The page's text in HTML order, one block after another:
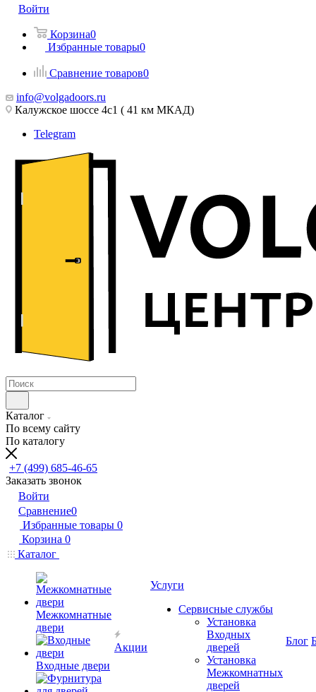
Войти
Корзина0
Избранные товары0
Сравнение товаров0
info@volgadoors.ru
Калужское шоссе 4с1 ( 41 км МКАД)
Telegram
Каталог
По всему сайту
По каталогу
+7 (499) 685-46-65
Заказать звонок
Войти
Сравнение0
Избранные товары 0
Корзина 0
Каталог
Межкомнатные
двери
Входные двери
Акции
Услуги
Сервисные службы
Установка
Входных
дверей
Установка
Межкомнатных
дверей
Блог